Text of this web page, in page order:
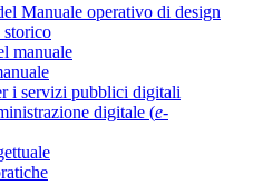
Manuale operativo di design
storico
manuale
i servizi pubblici digitali
digitale (e-